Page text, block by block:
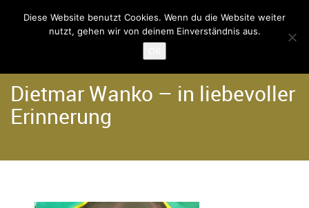
Der Verein
Dietmar Wanko – in liebevoller
Erinnerung
Diese Website benutzt Cookies. Wenn du die Website weiter
nutzt, gehen wir von deinem Einverständnis aus.